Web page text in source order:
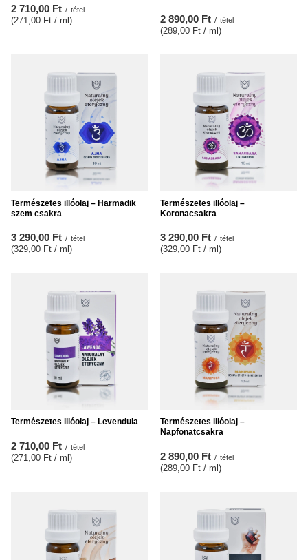
2 710,00 Ft / tétel
(271,00 Ft / ml) 2 890,00 Ft / tétel
(289,00 Ft / ml)
Természetes illóolaj – Harmadik
szem csakra
3 290,00 Ft / tétel
(329,00 Ft / ml )
Természetes illóolaj –
Koronacsakra
3 290,00 Ft / tétel
(329,00 Ft / ml )
Természetes illóolaj – Levendula
2 710,00 Ft / tétel
(271,00 Ft / ml)
Természetes illóolaj –
Napfonatcsakra
2 890,00 Ft / tétel
(289,00 Ft / ml)